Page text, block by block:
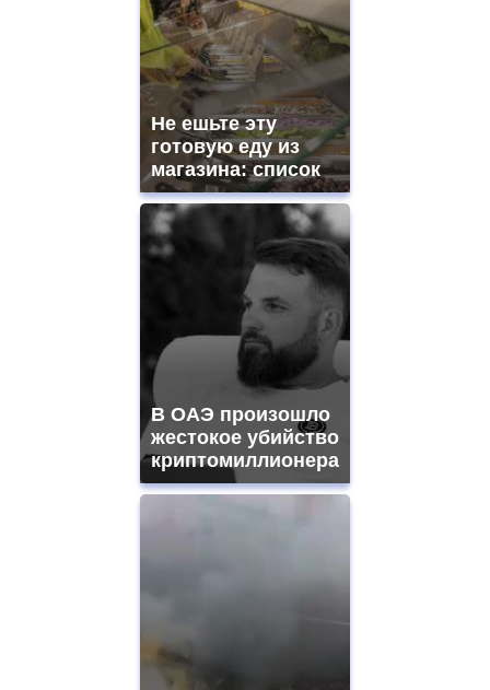
Не ешьте эту
готовую еду из
магазина: список
В ОАЭ произошло
жестокое убийство
криптомиллионера